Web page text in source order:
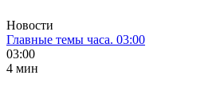
Новости
Главные темы часа. 03:00
03:00
4 мин